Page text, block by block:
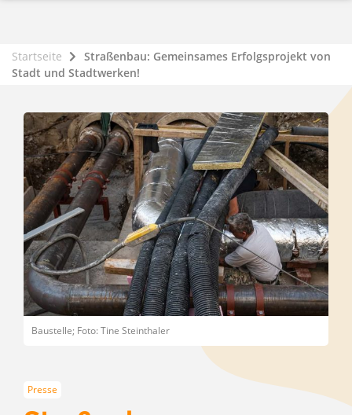
Startseite
Straßenbau: Gemeinsames Erfolgsprojekt von
Stadt und Stadtwerken!
Baustelle; Foto: Tine Steinthaler
Presse